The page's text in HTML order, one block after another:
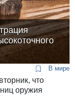
В мире
что
оружия